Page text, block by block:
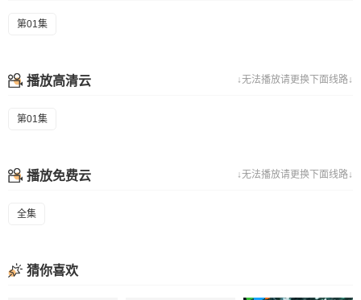
第01集
↓无法播放请更换下面线路↓
播放高清云
第01集
↓无法播放请更换下面线路↓
播放免费云
全集
猜你喜欢